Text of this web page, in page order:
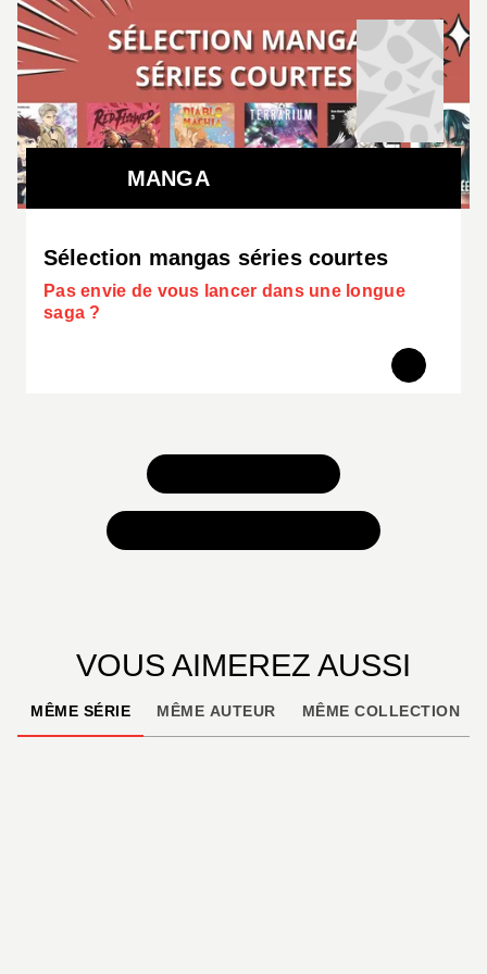
MANGA
Sélection mangas séries courtes
Pas envie de vous lancer dans une longue
saga ?
VOUS AIMEREZ AUSSI
MÊME SÉRIE MÊME AUTEUR MÊME COLLECTION